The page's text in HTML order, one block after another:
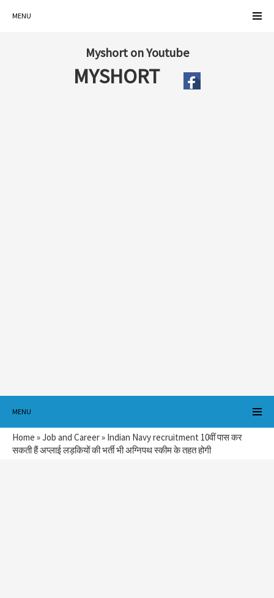
MENU
Myshort on Youtube
MYSHORT
MENU
Home »Job and Career» Indian Navy recruitment 10वीं पास कर
सकती हैं अप्लाई लड़कियों की भर्ती भी अग्निपथ स्कीम के तहत होगी